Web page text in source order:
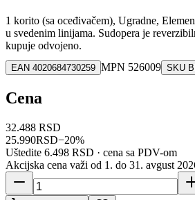
1 korito (sa oceđivačem), Ugradne,
u svedenim linijama. Sudopera je
kupuje odvojeno.
EAN 4020684730259 MPN 526009 SKU
Cena
32.488 RSD
25.990RSD−20%
Uštedite 6.498 RSD · cena sa PDV-om
Akcijska cena važi od 1. do 31 . avgust